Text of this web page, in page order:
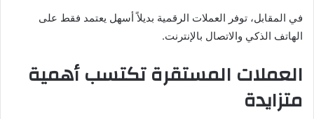
في المقابل، توفر العملات الرقمية بديلاً أسهل يعتمد فقط على
الهاتف الذكي والاتصال بالإنترنت.
العملات المستقرة تكتسب أهمية
متزايدة